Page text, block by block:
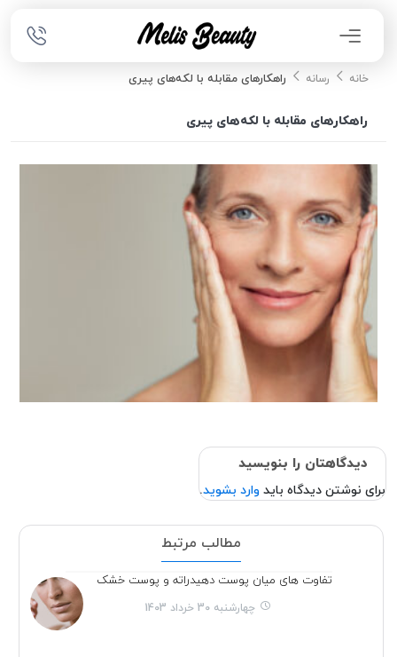
خانه رسانه راهکارهای مقابله با لکه‌های پیری
راهکارهای مقابله با لکه‌های پیری
دیدگاهتان را بنویسید
برای نوشتن دیدگاه باید وارد بشوید.
مطالب مرتبط
تفاوت های میان پوست دهیدراته و پوست خشک
چهارشنبه 30 خرداد 1403